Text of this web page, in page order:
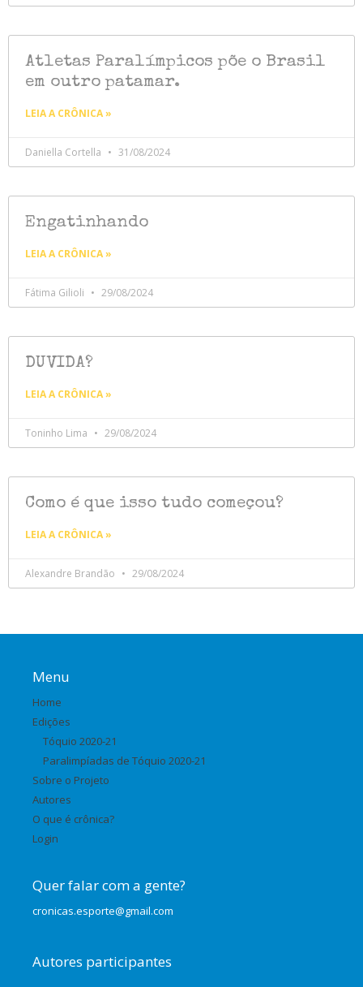
Atletas Paralímpicos põe o Brasil
em outro patamar.
LEIA A CRÔNICA »
Daniella Cortella 31/08/2024
Engatinhando
LEIA A CRÔNICA »
Fátima Gilioli 29/08/2024
DUVIDA?
LEIA A CRÔNICA »
Toninho Lima 29/08/2024
Como é que isso tudo começou?
LEIA A CRÔNICA »
Alexandre Brandão 29/08/2024
Menu
Home
Edições
Tóquio 2020-21
Paralimpíadas de Tóquio 2020-21
Sobre o Projeto
Autores
O que é crônica?
Login
Quer falar com a gente?
cronicas.esporte@gmail.com
Autores participantes